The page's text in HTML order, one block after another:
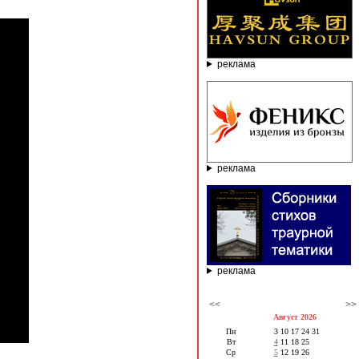
реклама
реклама
реклама
<< >>
Август 2026
Пн
Вт
Ср
3 10 17 24 31
4 11 18 25
5 12 19 26